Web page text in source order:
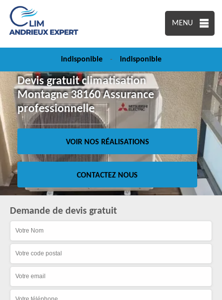
MENU
indisponible - indisponible
Devis gratuit climatisation
Montagne 38160 Assurance
professionnelle
VOIR NOS RÉALISATIONS
CONTACTEZ NOUS
Demande de devis gratuit